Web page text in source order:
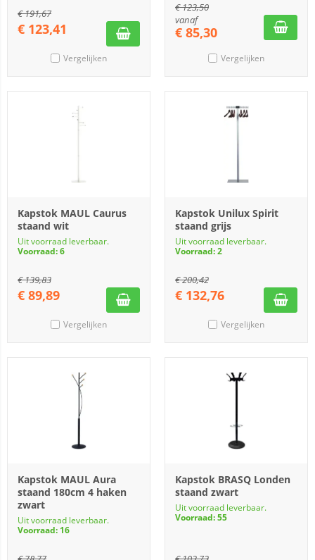
€191,67
€ 123,41
Vergelijken
€123,50
vanaf
€ 85,30
Vergelijken
Kapstok MAUL Caurus
staand wit
Uit voorraad leverbaar.
Voorraad: 6
€139,83
€ 89,89
Vergelijken
Kapstok Unilux Spirit
staand grijs
Uit voorraad leverbaar.
Voorraad: 2
€200,42
€ 132,76
Vergelijken
Kapstok MAUL Aura
staand 180cm 4 haken
zwart
Uit voorraad leverbaar.
Voorraad: 16
Kapstok BRASQ Londen
staand zwart
Uit voorraad leverbaar.
Voorraad: 55